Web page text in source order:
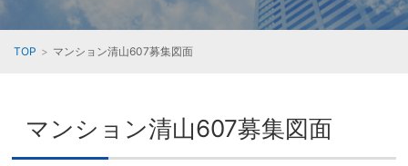
TOP マンション清山607募集図面
マンション清山607募集図面